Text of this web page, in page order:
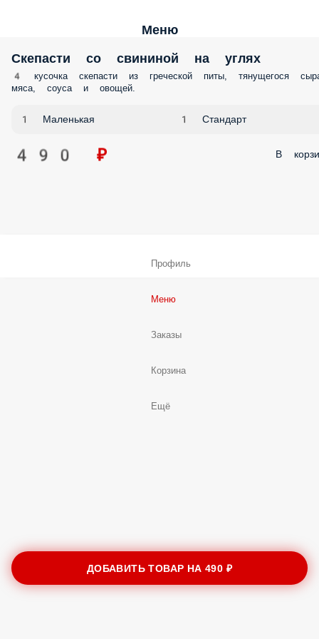
Меню
Скепасти со свининой на углях
4 кусочка скепасти из греческой питы, тянущегося
мяса, соуса и овощей.
1 Маленькая 1 Стандарт
490 ₽ В
ДОБАВИТЬ ТОВАР НА490 ₽
Профиль
Меню
Заказы
Корзина
Ещё